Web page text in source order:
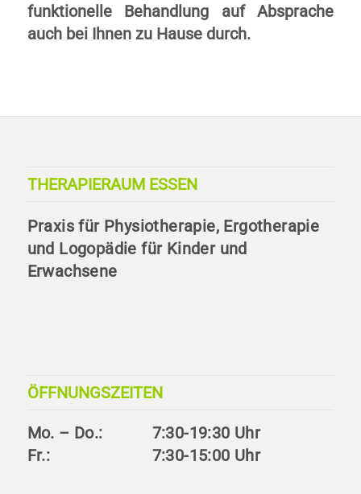
funktionelle Behandlung auf Absprache
auch bei Ihnen zu Hause durch.
THERAPIERAUM ESSEN
Praxis für Physiotherapie, Ergotherapie
und Logopädie für Kinder und
Erwachsene
ÖFFNUNGSZEITEN
Mo. – Do.:
7:30-19:30 Uhr
Fr.:
7:30-15:00 Uhr